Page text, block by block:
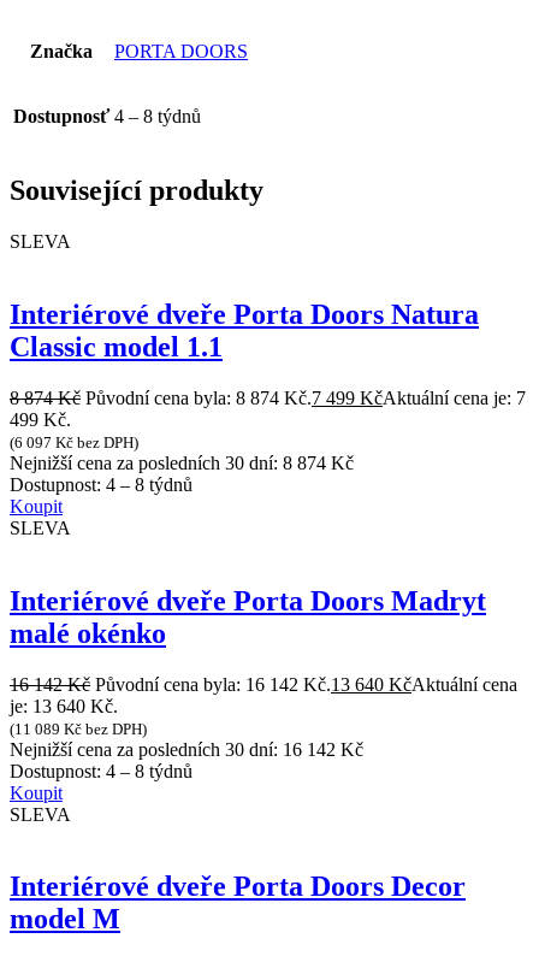
Značka PORTA DOORS
Dostupnosť 4 – 8 týdnů
Související produkty
SLEVA
Interiérové dveře Porta Doors Natura
Classic model 1.1
8 874Kč Původní cena byla: 8 874 Kč.7 499 KčAktuální cena je: 7
499 Kč.
(6 097 Kč bez DPH)
Nejnižší cena za posledních 30 dní: 8 874 Kč
Dostupnost: 4 – 8 týdnů
Koupit
SLEVA
Interiérové dveře Porta Doors Madryt
malé okénko
16 142Kč Původní cena byla: 16 142 Kč.13 640 KčAktuální cena
je: 13 640 Kč.
(11 089 Kč bez DPH)
Nejnižší cena za posledních 30 dní: 16 142 Kč
Dostupnost: 4 – 8 týdnů
Koupit
SLEVA
Interiérové dveře Porta Doors Decor
model M